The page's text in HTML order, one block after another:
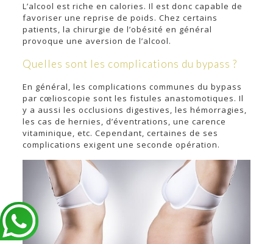
L’alcool est riche en calories. Il est donc capable de
favoriser une reprise de poids. Chez certains
patients, la chirurgie de l’obésité en général
provoque une aversion de l’alcool.
Quelles sont les complications du bypass ?
En général, les complications communes du bypass
par cœlioscopie sont les fistules anastomotiques. Il
y a aussi les occlusions digestives, les hémorragies,
les cas de hernies, d’éventrations, une carence
vitaminique, etc. Cependant, certaines de ses
complications exigent une seconde opération.